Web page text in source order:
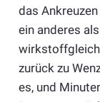
das
ein anderes
zurück zu
es, und